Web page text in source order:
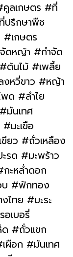
ลเกษตร #ที่
รึกษาพืช
เกษตร
ดหญ้า #กำจัด
ต้นไม้ #เพลี้ย
หวี่ขาว #หญ้า
ด #ลำไย
มันเทศ
มะเขือ
ยว #ถั่วเหลือง
ด #มะพร้าว
ะหล่ำดอก
บ #ฟักทอง
ไทย #มะระ
เบอรี่
ด #ถั่วแขก
ผือก #มันเทศ